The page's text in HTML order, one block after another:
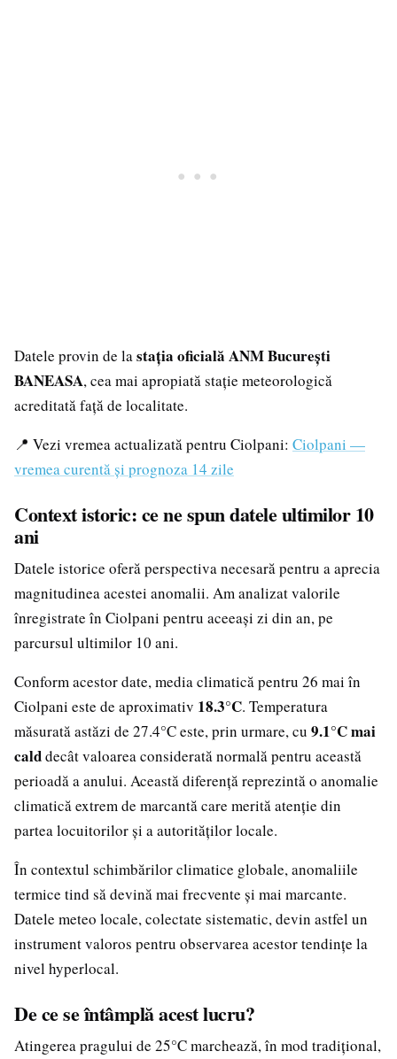
Datele provin de lastația oficială ANM București
BANEASA, cea mai apropiată stație meteorologică
acreditată față de localitate.
📍 Vezi vremea actualizată pentru Ciolpani: Ciolpani —
vremea curentă și prognoza 14 zile
Context istoric: ce ne spun datele ultimilor 10
ani
Datele istorice oferă perspectiva necesară pentru a aprecia
magnitudinea acestei anomalii. Am analizat valorile
înregistrate în Ciolpani pentru aceeași zi din an, pe
parcursul ultimilor 10 ani.
Conform acestor date, media climatică pentru 26 mai în
Ciolpani este de aproximativ 18.3°C. Temperatura
măsurată astăzi de 27.4°C este, prin urmare, cu 9.1°C mai
calddecât valoarea considerată normală pentru această
perioadă a anului. Această diferență reprezintă o anomalie
climatică extrem de marcantă care merită atenție din
partea locuitorilor și a autorităților locale.
În contextul schimbărilor climatice globale, anomaliile
termice tind să devină mai frecvente și mai marcante.
Datele meteo locale, colectate sistematic, devin astfel un
instrument valoros pentru observarea acestor tendințe la
nivel hyperlocal.
De ce se întâmplă acest lucru?
Atingerea pragului de 25°C marchează, în mod tradițional,